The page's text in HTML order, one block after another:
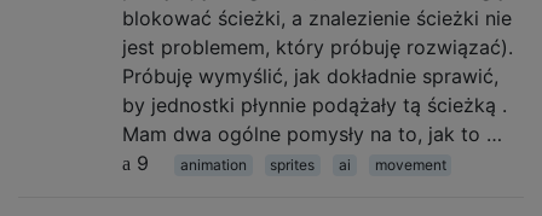
blokować ścieżki, a znalezienie ścieżki nie
jest problemem, który próbuję rozwiązać).
Próbuję wymyślić, jak dokładnie sprawić,
by jednostki płynnie podążały tą ścieżką .
Mam dwa ogólne pomysły na to, jak to …
9
animation sprites ai movement